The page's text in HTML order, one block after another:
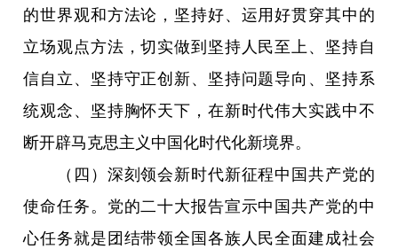
的世界观和方法论，坚持好、运用好贯穿其中的
立场观点方法，切实做到坚持人民至上、坚持自
信自立、坚持守正创新、坚持问题导向、坚持系
统观念、坚持胸怀天下，在新时代伟大实践中不
断开辟马克思主义中国化时代化新境界。
（四）深刻领会新时代新征程中国共产党的
使命任务。党的二十大报告宣示中国共产党的中
心任务就是团结带领全国各族人民全面建成社会